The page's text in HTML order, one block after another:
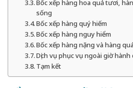
Bốc xếp hàng hoa quả tươi,
sống
Bốc xếp hàng quý hiếm
Bốc xếp hàng nguy hiểm
Bốc xếp hàng nặng và hàng
Dịch vụ phục vụ ngoài giờ hành
Tạm kết